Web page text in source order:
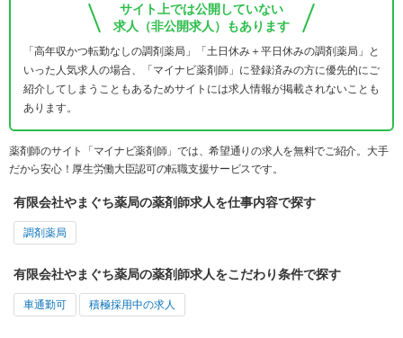
サイト上では公開していない
求人（非公開求人）もあります
「高年収かつ転勤なしの調剤薬局」「土日休み＋平日休みの調剤薬局」と
いった人気求人の場合、「マイナビ薬剤師」に登録済みの方に優先的にご
紹介してしまうこともあるためサイトには求人情報が掲載されないことも
あります。
薬剤師のサイト「マイナビ薬剤師」では、希望通りの求人を無料でご紹介。大手
だから安心！厚生労働大臣認可の転職支援サービスです。
有限会社やまぐち薬局の薬剤師求人を仕事内容で探す
調剤薬局
有限会社やまぐち薬局の薬剤師求人をこだわり条件で探す
車通勤可 積極採用中の求人